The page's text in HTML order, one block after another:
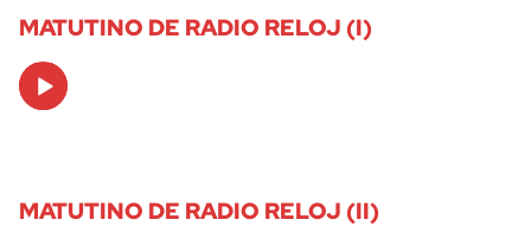
MATUTINO DE RADIO RELOJ (I)
Audio
Player
MATUTINO DE RADIO RELOJ (II)